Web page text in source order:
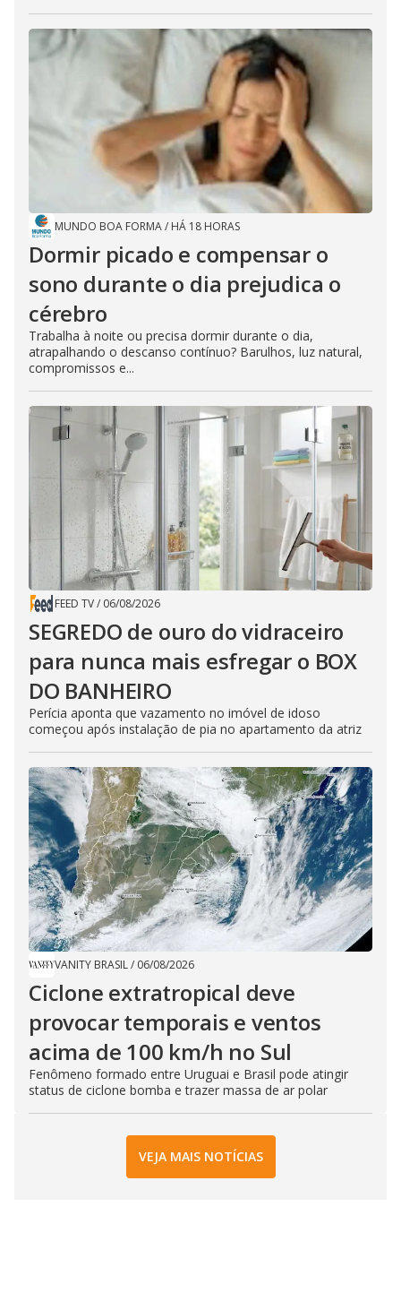
MUNDO BOA FORMA/ HÁ 18 HORAS
Dormir picado e compensar o
sono durante o dia prejudica o
cérebro
Trabalha à noite ou precisa dormir durante o dia,
atrapalhando o descanso contínuo? Barulhos, luz natural,
compromissos e...
FEED TV/ 06/08/2026
SEGREDO de ouro do vidraceiro
para nunca mais esfregar o BOX
DO BANHEIRO
Perícia aponta que vazamento no imóvel de idoso
começou após instalação de pia no apartamento da atriz
VANITY BRASIL/ 06/08/2026
Ciclone extratropical deve
provocar temporais e ventos
acima de 100 km/h no Sul
Fenômeno formado entre Uruguai e Brasil pode atingir
status de ciclone bomba e trazer massa de ar polar
VEJA MAIS NOTÍCIAS